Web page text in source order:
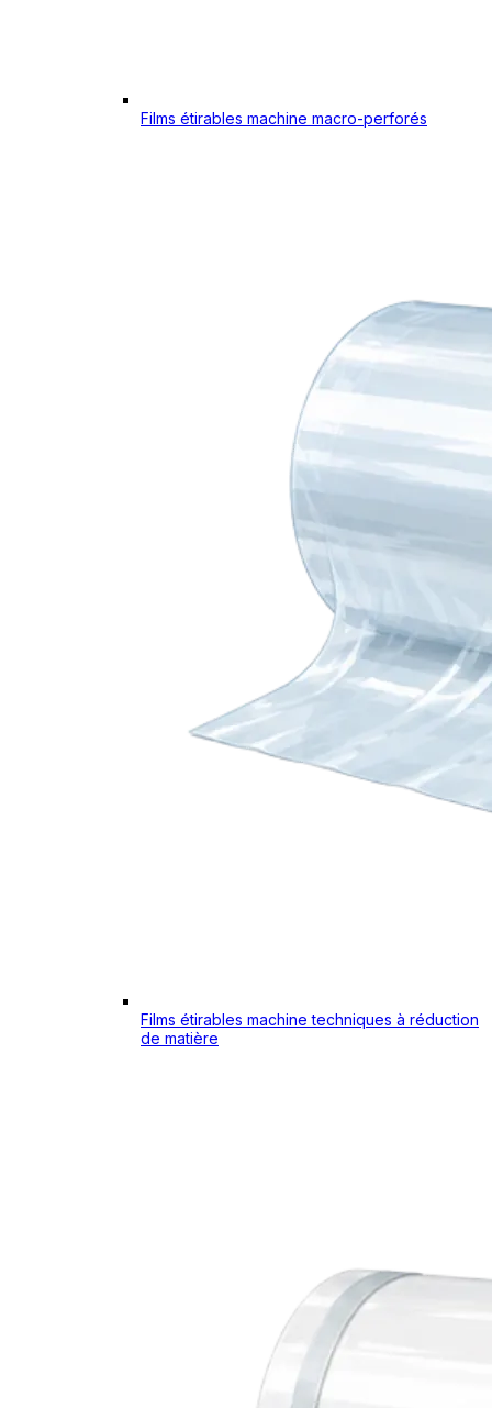
Films étirables machine macro-perforés
Films étirables machine techniques à réduction
de matière